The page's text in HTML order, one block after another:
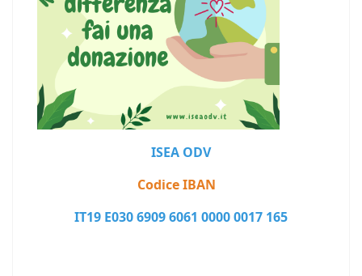
ISEA ODV
Codice IBAN
IT19 E030 6909 6061 0000 0017 165